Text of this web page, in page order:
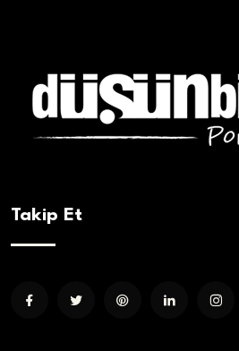
Takip Et